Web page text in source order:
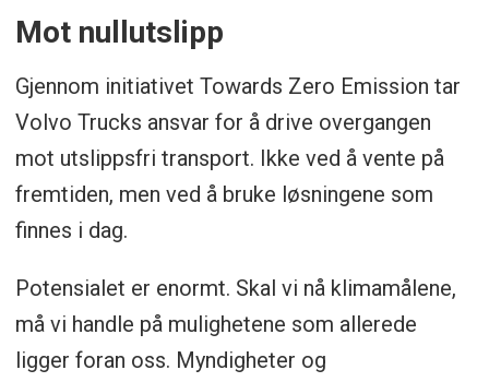
Mot nullutslipp
Gjennom initiativet Towards Zero Emission tar
Volvo Trucks ansvar for å drive overgangen
mot utslippsfri transport. Ikke ved å vente på
fremtiden, men ved å bruke løsningene som
finnes i dag.
Potensialet er enormt. Skal vi nå klimamålene,
må vi handle på mulighetene som allerede
ligger foran oss. Myndigheter og